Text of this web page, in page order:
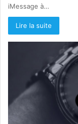
iMessage à…
Lire la suite